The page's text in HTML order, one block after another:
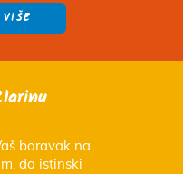
boravak na
da istinski